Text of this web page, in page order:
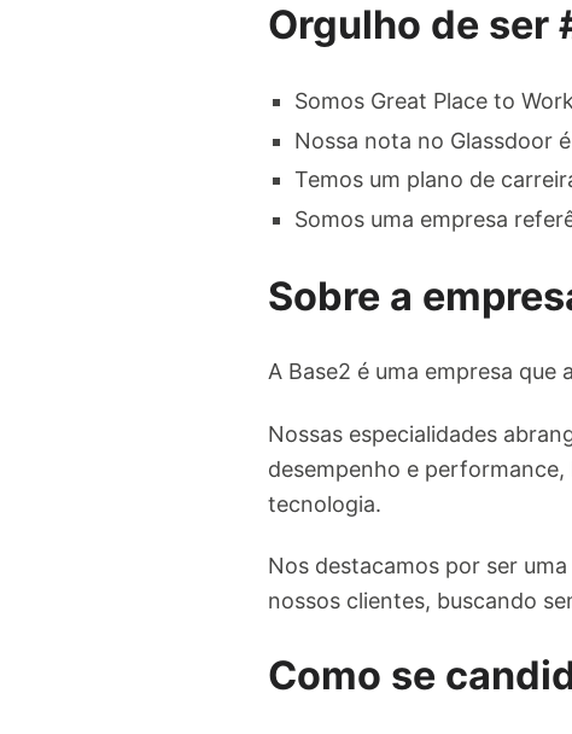
Orgulho de ser
Somos Great Place to
Nossa nota no Glassdoor
Temos um plano de
Somos uma empresa
Sobre a
A Base2 é uma empresa que
Nossas especialidades
desempenho e
tecnologia.
Nos destacamos por ser
nossos clientes, buscando
Como se